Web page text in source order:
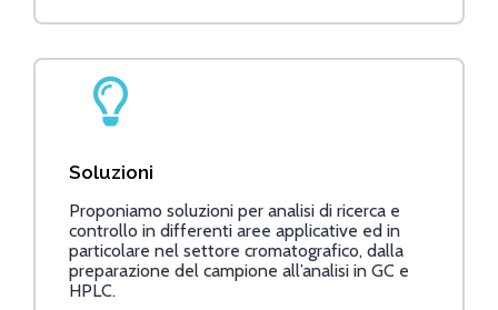
Soluzioni
Proponiamo soluzioni per analisi di ricerca e
controllo in differenti aree applicative ed in
particolare nel settore cromatografico, dalla
preparazione del campione all’analisi in GC e
HPLC.